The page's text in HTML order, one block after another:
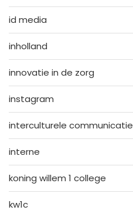
id media
inholland
innovatie in de zorg
instagram
interculturele communicatie
interne
koning willem 1 college
kw1c